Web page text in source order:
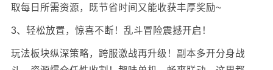
里，你有机会招募姜子牙、申公豹、后羿、嫦娥等传奇角
色。每个传说角色都具备强力且独特的技能与属性。玩家
强力阵容。游戏不仅拥有极为完善的养成系统，还设有大